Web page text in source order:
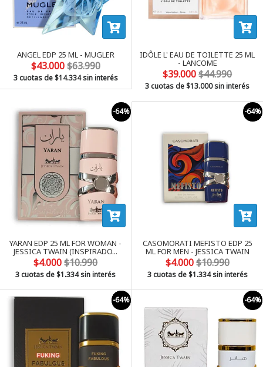
ANGEL EDP 25 ML - MUGLER
$43.000$63.990
3 cuotas de$14.334sin interés
IDÔLE L' EAU DE TOILETTE 25 ML
- LANCOME
$39.000$44.990
3 cuotas de$13.000sin interés
-64%
YARAN EDP 25 ML FOR WOMAN -
JESSICA TWAIN (INSPIRADO...
$4.000$10.990
3 cuotas de$1.334sin interés
-64%
CASOMORATI MEFISTO EDP 25
ML FOR MEN - JESSICA TWAIN
$4.000$10.990
3 cuotas de$1.334sin interés
-64% -64%